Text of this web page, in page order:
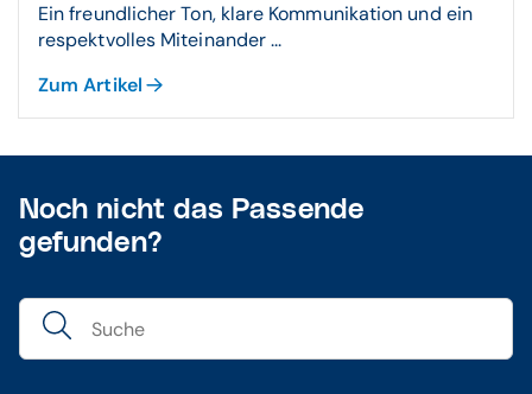
Ein freundlicher Ton, klare Kommunikation und ein
respektvolles Miteinander ...
Zum Artikel
Noch nicht das Passende
gefunden?